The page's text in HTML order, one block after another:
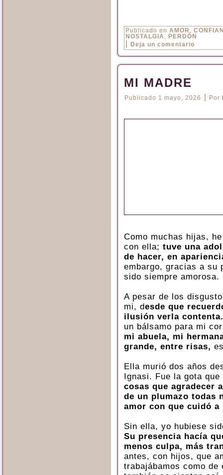
Publicado en AMOR ,
NOSTALGIA , PERDÓN
Deja un comentario
MI MADRE
Publicado 1 mayo, 2026 Por
Como muchas hijas,
con ella; tuve una
de hacer, en
embargo, gracias a su
sido siempre amorosa.
A pesar de los
mi, desde que
ilusión verla contenta.
un bálsamo para mi
mi abuela, mi
grande, entre risas,
Ella murió dos años
Ignasi. Fue la gota
cosas que agradecer
de un plumazo todas
amor con que cuidó
Sin ella, yo hubiese
Su presencia hacía
menos culpa, más
antes, con hijos, que
trabajábamos como de